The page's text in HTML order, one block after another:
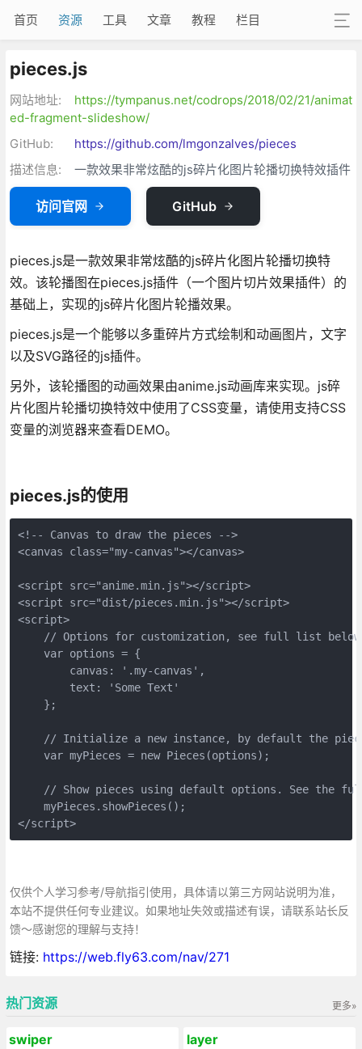
首页 资源 工具 文章 教程 栏目
pieces.js
网站地址:
https://tympanus.net/codrops/2018/02/21/animat
ed-fragment-slideshow/
GitHub:
https://github.com/lmgonzalves/pieces
描述信息:
一款效果非常炫酷的js碎片化图片轮播切换特效插件
访问官网 GitHub
pieces.js是一款效果非常炫酷的js碎片化图片轮播切换特
效。该轮播图在pieces.js插件（一个图片切片效果插件）的
基础上，实现的js碎片化图片轮播效果。
pieces.js是一个能够以多重碎片方式绘制和动画图片，文字
以及SVG路径的js插件。
另外，该轮播图的动画效果由anime.js动画库来实现。js碎
片化图片轮播切换特效中使用了CSS变量，请使用支持CSS
变量的浏览器来查看DEMO。
pieces.js的使用
<!-- Canvas to draw the pieces -->
<canvas class="my-canvas"></canvas>
<script src="anime.min.js"></script>
<script src="dist/pieces.min.js"></script>
<script>
    // Options for customization, see full list below
    var options = {
        canvas: '.my-canvas',
        text: 'Some Text'
    };
// Initialize a new instance, by default the
    var myPieces = new Pieces(options);
// Show pieces using default options. See the
    myPieces.showPieces();
</script>
仅供个人学习参考/导航指引使用，具体请以第三方网站说明为准，
本站不提供任何专业建议。如果地址失效或描述有误，请联系站长反
馈～感谢您的理解与支持！
链接: https://web.fly63.com/nav/271
更多»
热门资源
swiper layer